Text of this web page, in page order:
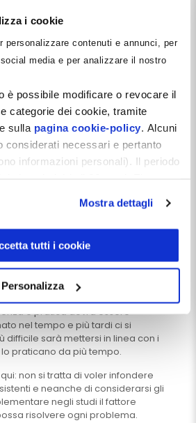
i cookie
personalizzare contenuti e annunci, per
media e per analizzare il nostro
è possibile modificare o revocare il
categorie dei cookie, tramite
sulla pagina cookie-policy. Alcuni
considerati necessari e pertanto
informazioni personali). Il periodo
contatti-dentista-
tramite apposita X in alto a
Mostra dettagli
tutti i cookie
Personalizza
fronteggiare. In questo quadro
dentisti molto più simili tra di
nel passato più o meno remoto
Paese in cui l’ipercompetizione è
infatti avranno tutti, quando
passato la mano.
contesto competitivo in una chiave
i trend di fondo di questo
in atto, tenendo conto delle
in singoli porzioni del territorio
dubbio sul fatto che tutti
attrezzarsi per
evidente che tra i vari
sia proprio il marketing quello
Il che significa che prima
e praticarlo e meglio sarà. Dando
esiste una materia in continua
è proprio il Marketing, tale
e pratica dovrà essere
nel tempo e più tardi ci si
difficile sarà mettersi in linea con i
praticano da più tempo.
non si tratta di voler infondere
e neanche di considerarsi gli
negli studi il fattore
risolvere ogni problema.